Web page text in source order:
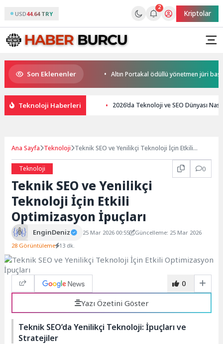
USD44.64 TRY
2
Kriptolar
Son Eklenenler
Paris’te Başlıyor Altın Portakal ödüllü yönetmen jüri başkanı oldu
Teknoloji Haberleri 2026’da Teknoloji ve SEO Dünyası
Ana Sayfa Teknoloji Teknik SEO ve Yenilikçi Teknoloji İçin Etkili
Teknoloji
0
Teknik SEO ve Yenilikçi
Teknoloji İçin Etkili
Optimizasyon İpuçları
EnginDeniz 25 Mar 2026 00:55
Güncelleme: 25 Mar 2026
28 Görüntüleme 13 dk.
0
Yazı Özetini Göster
Teknik SEO’da Yenilikçi Teknoloji: İpuçları ve
Stratejiler